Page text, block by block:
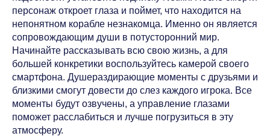
персонаж откроет глаза и поймет, что находится на
непонятном корабле незнакомца. Именно он является
сопровождающим души в потусторонний мир.
Начинайте рассказывать всю свою жизнь, а для
большей конкретики воспользуйтесь камерой своего
смартфона. Душераздирающие моменты с друзьями и
близкими смогут довести до слез каждого игрока. Все
моменты будут озвучены, а управление глазами
поможет расслабиться и лучше погрузиться в эту
атмосферу.